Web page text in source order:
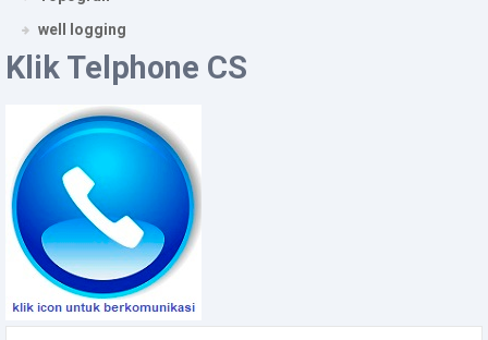
well logging
Klik Telphone CS